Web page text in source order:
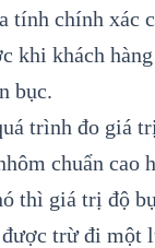
tính chính xác
khi khách
bục.
trình đo giá
chuẩn cao
thì giá trị độ
được trừ đi một